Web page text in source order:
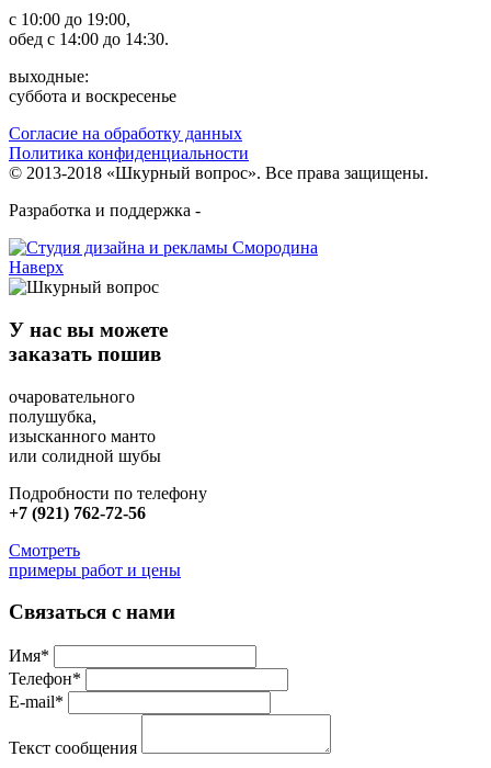
с 10:00 до 19:00,
обед с 14:00 до 14:30.
выходные:
суббота и воскресенье
Согласие на обработку данных
Политика конфиденциальности
© 2013-2018 «Шкурный вопрос». Все права защищены.
Разработка и поддержка -
Наверх
У нас вы можете
заказать пошив
очаровательного
полушубка,
изысканного манто
или солидной шубы
Подробности по телефону
+7 (921) 762-72-56
Смотреть
примеры работ и цены
Связаться с нами
Имя*
Телефон*
E-mail*
Текст сообщения